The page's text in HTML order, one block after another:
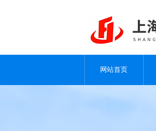
网站首页